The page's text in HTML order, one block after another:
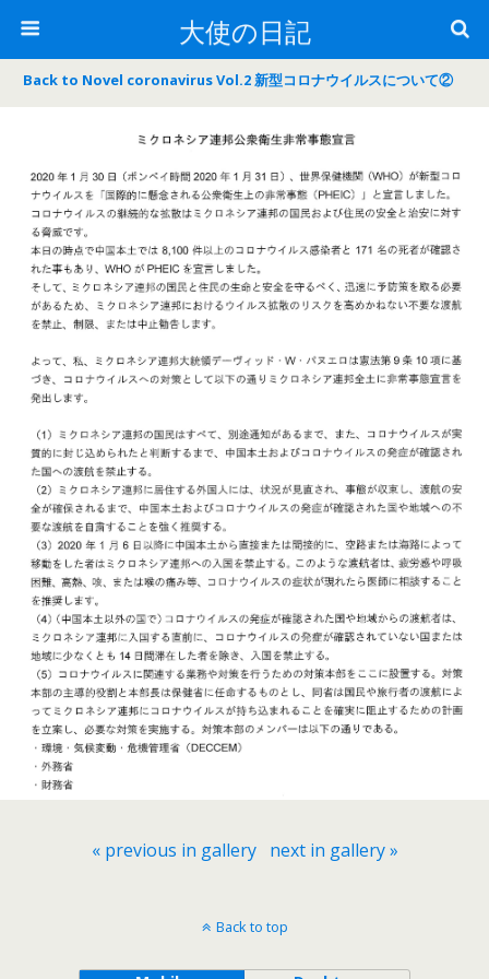
大使の日記
Back to Novel coronavirus Vol.2 新型コロナウイルスについて②
« previous in gallery next in gallery »
Back to top